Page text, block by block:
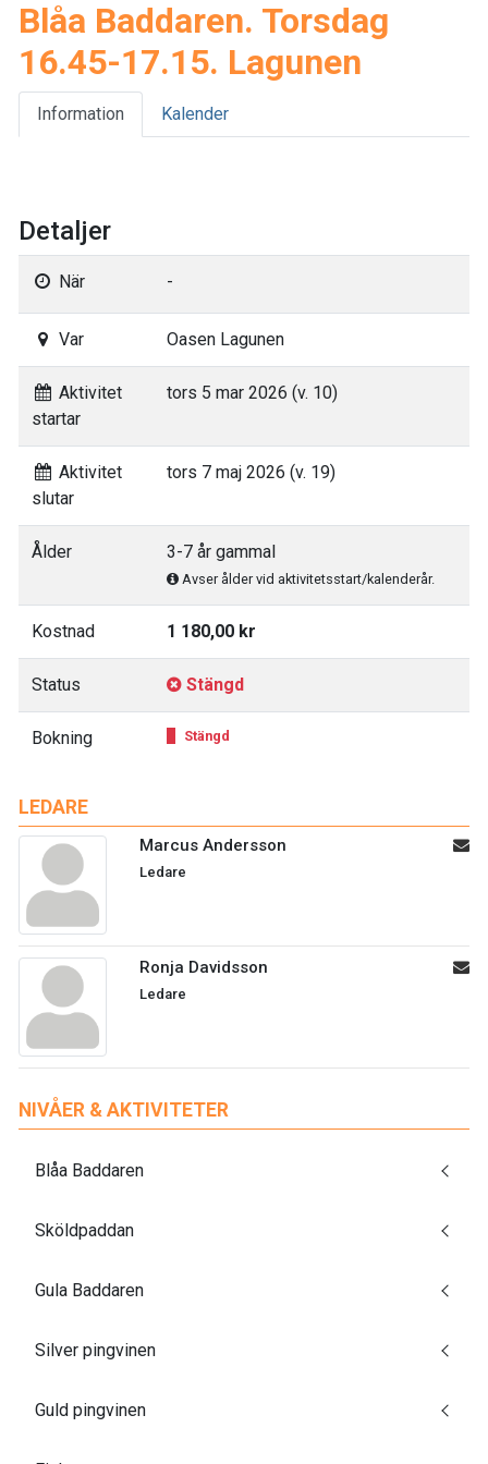
LEDARE
Marcus Andersson
Ledare
Ronja Davidsson
Ledare
Blåa Baddaren. Torsdag
16.45-17.15. Lagunen
Information Kalender
Detaljer
När -
Var Oasen Lagunen
Aktivitet
startar
tors 5 mar 2026 (v. 10)
Aktivitet
slutar
tors 7 maj 2026 (v. 19)
Ålder 3-7 år gammal
Avser ålder vid aktivitetsstart/kalenderår.
Kostnad 1 180,00 kr
Status Stängd
Bokning Stängd
NIVÅER & AKTIVITETER
Blåa Baddaren
Sköldpaddan
Gula Baddaren
Silver pingvinen
Guld pingvinen